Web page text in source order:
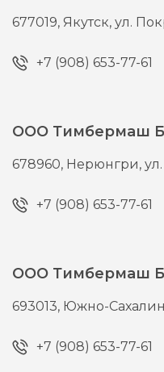
677019, Якутск,ул.
+7 (908) 653-77-61
ООО Тимбермаш
678960, Нерюнгри,
+7 (908) 653-77-61
ООО Тимбермаш
693013, Южно-
+7 (908) 653-77-61